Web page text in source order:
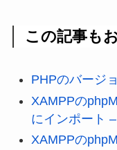
この記事も
PHPのバージ
XAMPPの
にインポート
XAMPPの